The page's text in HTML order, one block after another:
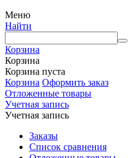
Меню
Найти
Корзина
Корзина
Корзина пуста
Корзина Оформить заказ
Отложенные товары
Учетная запись
Учетная запись
Заказы
Список сравнения